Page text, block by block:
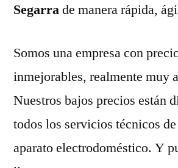
Segarrade manera rápida,
Somos una empresa con
inmejorables, realmente muy
Nuestros bajos precios están
todos los servicios técnicos
aparato electrodoméstico. Y